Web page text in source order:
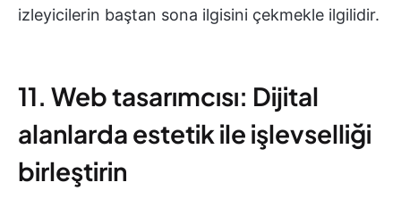
izleyicilerin baştan sona ilgisini çekmekle ilgilidir.
11. Web tasarımcısı: Dijital
alanlarda estetik ile işlevselliği
birleştirin